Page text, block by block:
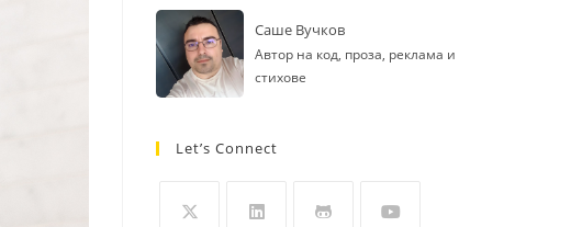
Саше Вучков
Автор на код, проза, реклама и
стихове
Let’s Connect